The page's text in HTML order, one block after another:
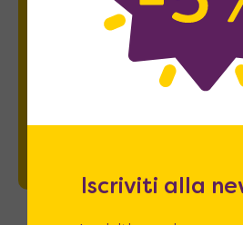
Esprimo il mio consenso al
relativamente al
punto 2 A e B
Iscriviti alla